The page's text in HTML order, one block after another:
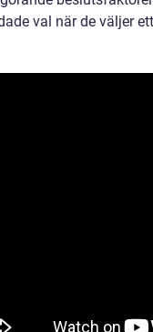
val när de väljer